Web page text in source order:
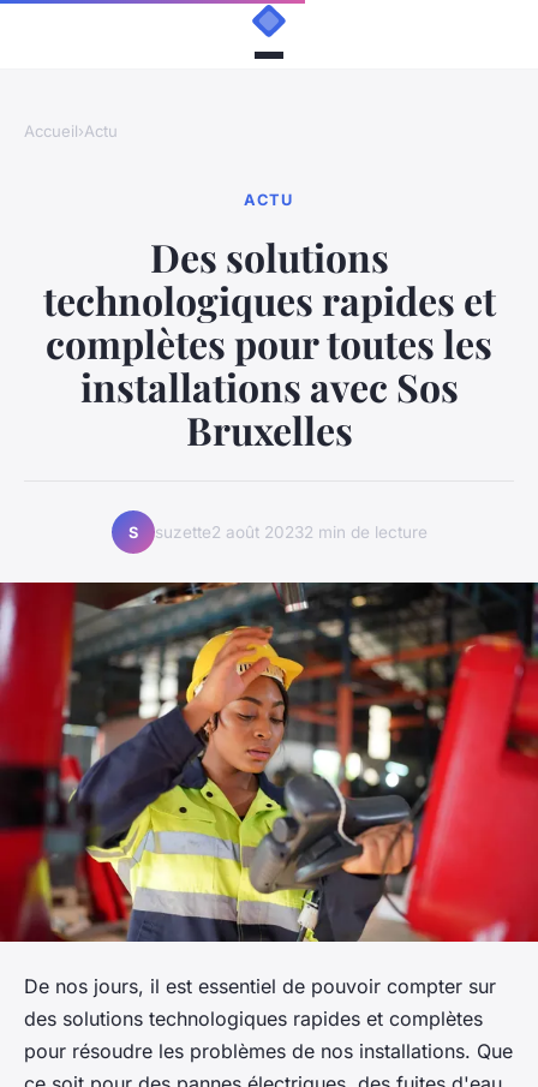
Accueil›Actu
ACTU
Des solutions
technologiques rapides et
complètes pour toutes les
installations avec Sos
Bruxelles
S suzette2 août 20232 min de lecture
De nos jours, il est essentiel de pouvoir compter sur
des solutions technologiques rapides et complètes
pour résoudre les problèmes de nos installations. Que